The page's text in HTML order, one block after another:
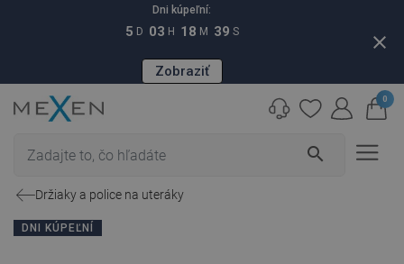
Dni kúpeľní:
5 D 03 H 18 M 38 S
Zobraziť
close
search
0
Držiaky a police na uteráky
DNI KÚPEĽNÍ